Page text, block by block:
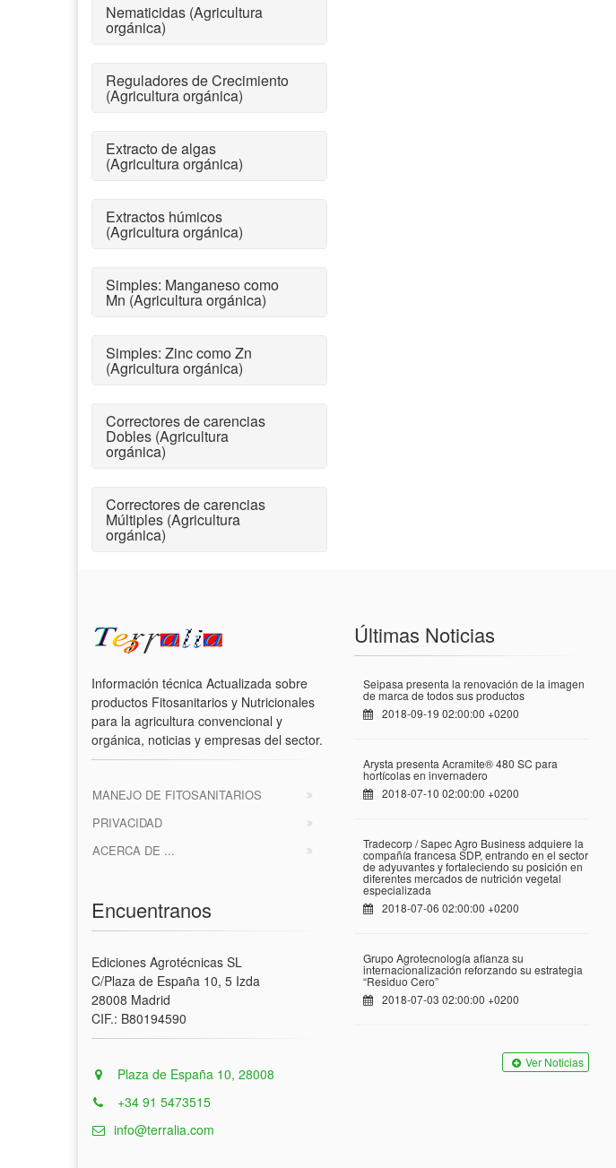
Nematicidas (Agricultura
orgánica)
Reguladores de Crecimiento
(Agricultura orgánica)
Extracto de algas
(Agricultura orgánica)
Extractos húmicos
(Agricultura orgánica)
Simples: Manganeso como
Mn (Agricultura orgánica)
Simples: Zinc como Zn
(Agricultura orgánica)
Correctores de carencias
Dobles (Agricultura
orgánica)
Correctores de carencias
Múltiples (Agricultura
orgánica)
Información técnica Actualizada sobre
productos Fitosanitarios y Nutricionales
para la agricultura convencional y
orgánica, noticias y empresas del sector.
MANEJO DE FITOSANITARIOS
PRIVACIDAD
ACERCA DE ...
Encuentranos
Ediciones Agrotécnicas SL
C/Plaza de España 10, 5 Izda
28008 Madrid
CIF.: B80194590
Plaza de España 10, 28008
+34 91 5473515
info@terralia.com
Últimas Noticias
Seipasa presenta la renovación de la imagen
de marca de todos sus productos
2018-09-19 02:00:00 +0200
Arysta presenta Acramite® 480 SC para
hortícolas en invernadero
2018-07-10 02:00:00 +0200
Tradecorp / Sapec Agro Business adquiere la
compañía francesa SDP, entrando en el sector
de adyuvantes y fortaleciendo su posición en
diferentes mercados de nutrición vegetal
especializada
2018-07-06 02:00:00 +0200
Grupo Agrotecnología afianza su
internacionalización reforzando su estrategia
“Residuo Cero”
2018-07-03 02:00:00 +0200
Ver Noticias